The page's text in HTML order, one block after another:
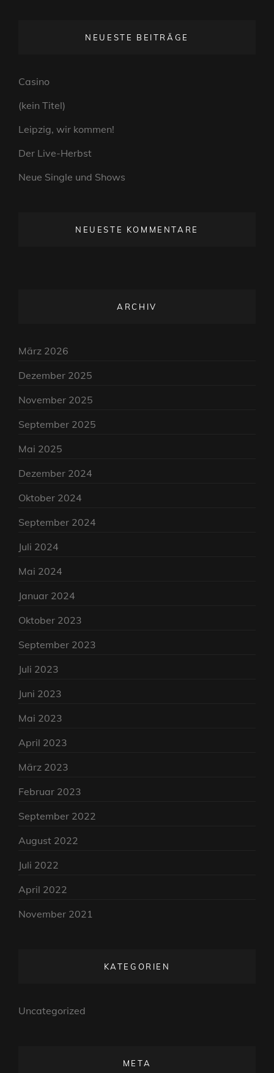
NEUESTE BEITRÄGE
Casino
(kein Titel)
Leipzig, wir kommen!
Der Live-Herbst
Neue Single und Shows
NEUESTE KOMMENTARE
ARCHIV
März 2026
Dezember 2025
November 2025
September 2025
Mai 2025
Dezember 2024
Oktober 2024
September 2024
Juli 2024
Mai 2024
Januar 2024
Oktober 2023
September 2023
Juli 2023
Juni 2023
Mai 2023
April 2023
März 2023
Februar 2023
September 2022
August 2022
Juli 2022
April 2022
November 2021
KATEGORIEN
Uncategorized
META